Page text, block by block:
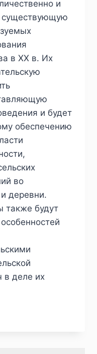
и
существующую
в ХХ в. Их
и будет
обеспечению
во
деревни.
также будут
в деле их